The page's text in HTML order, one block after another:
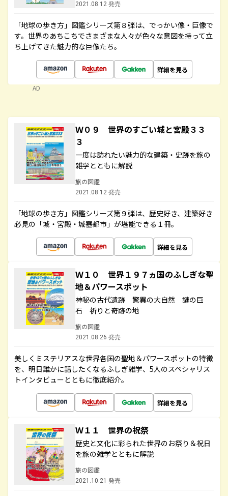
2021.08.12 発売
「地球の歩き方」図鑑シリーズ第８弾は、でっかい像・巨像で
す。世界のあちこちでさまざまな人々が色々な意図を持って立
ち上げてきた魅力的な巨像たち。
詳細を見る
AD
Ｗ０９ 世界のすごい城と宮殿３３
３
一度は訪れたい魅力的な建築・史跡を旅の
雑学とともに解説
旅の図鑑
2021.08.12 発売
「地球の歩き方」図鑑シリーズ第９弾は、歴史好き、建築好き
必見の「城・宮殿・城塞都市」が堪能できる１冊。
詳細を見る
Ｗ１０ 世界１９７ヵ国のふしぎな聖
地＆パワースポット
神秘の古代遺跡 驚異の大自然 謎の巨
石 祈りと奇跡の地
旅の図鑑
2021.08.26 発売
美しくミステリアスな世界各国の聖地＆パワースポットの特徴
を、明日誰かに話したくなるふしぎ雑学、5人のスペシャリス
トインタビューとともに徹底紹介。
詳細を見る
Ｗ１１ 世界の祝祭
歴史と文化に彩られた世界のお祭り＆祝日
を旅の雑学とともに解説
旅の図鑑
2021.10.21 発売